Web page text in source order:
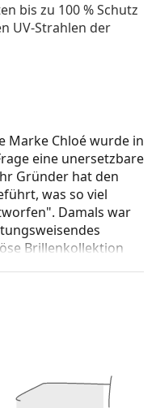
bis zu 100 % Schutz
UV-Strahlen der
Marke Chloé wurde in
eine unersetzbare
Gründer hat den
was so viel
Damals war
Brillenkollektion
ehrt.
oder